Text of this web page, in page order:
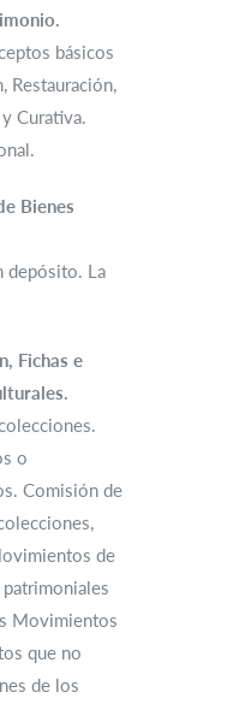
básicos
Restauración,
Curativa.
Bienes
depósito. La
Fichas e
o
Comisión de
de
Movimientos
que no
de los